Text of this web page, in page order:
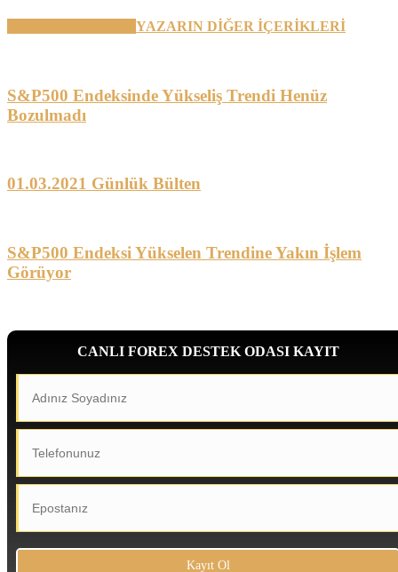
YAZARIN DİĞER İÇERİKLERİ
S&P500 Endeksinde Yükseliş Trendi Henüz
Bozulmadı
01.03.2021 Günlük Bülten
S&P500 Endeksi Yükselen Trendine Yakın İşlem
Görüyor
CANLI FOREX DESTEK ODASI KAYIT